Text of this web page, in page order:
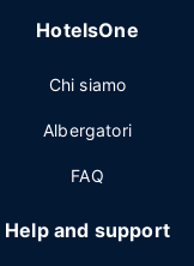
HotelsOne
Chi siamo
Albergatori
FAQ
Help and support